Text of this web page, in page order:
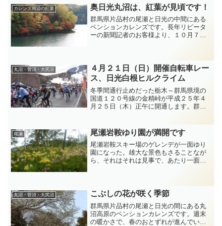
星が望めます。夏でも涼しい標高２００
０mの山頂での観賞会です...
カレンズ周辺の紅葉 奥日光丸沼は、紅葉が見頃です！
群馬県片品村の尾瀬と日光の中間にある
ペンションカレンズです。長年リピータ
ーの新聞記者のお客様より、１０月７、
き始めました。今月いっぱ...
丸沼・菅沼・大尻沼
４月２１日（日）開催自転車レー
ス、日光白根ヒルクライム
冬季間通行止めだった栃木～群馬県境の
国道１２０号線の金精峠が平成２５年４
月２５日（木）正午に開通します。群馬
ムに合わせ、只今除雪が急ピッチで進め
られています。参加受申し...
尾瀬 尾瀬岩鞍ゆり園が満開です
尾瀬岩鞍スキー場のゲレンデが一面ゆり
園になった。雄大な景色もさることなが
ら、それはそれは見事で、あたり一面甘
るのはなにも人間だけでは...
丸沼・菅沼・大尻沼 こぶしの花が咲く季節
群馬県片品村の尾瀬と日光の間にある丸
沼高原のペンションカレンズです。週末
の暖かさで、春のおとずれが進んでいる